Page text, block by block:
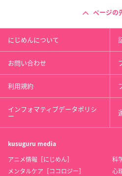
ページの
にじめんについて
お問い合わせ
利用規約
インフォマティブデータポリシ
ー
kusuguru media
アニメ情報［にじめん］
科
メンタルケア［ココロジー］
心